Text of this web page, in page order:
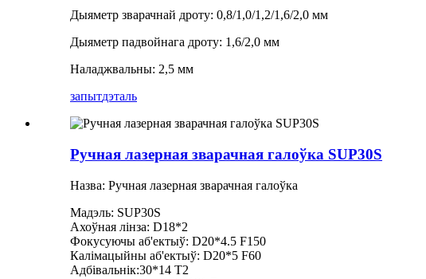
Дыяметр зварачнай дроту: 0,8/1,0/1,2/1,6/2,0 мм
Дыяметр падвойнага дроту: 1,6/2,0 мм
Наладжвальны: 2,5 мм
запытдэталь
Ручная лазерная зварачная галоўка SUP30S
Назва: Ручная лазерная зварачная галоўка
Мадэль: SUP30S
Ахоўная лінза: D18*2
Фокусуючы аб'ектыў: D20*4.5 F150
Калімацыйны аб'ектыў: D20*5 F60
Адбівальнік:30*14 T2